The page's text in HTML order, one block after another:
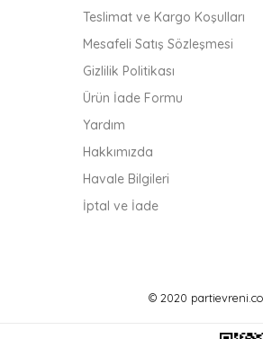
Teslimat ve Kargo Koşulları
Mesafeli Satış Sözleşmesi
Gizlilik Politikası
Ürün İade Formu
Yardım
Hakkımızda
Havale Bilgileri
İptal ve İade
© 2020